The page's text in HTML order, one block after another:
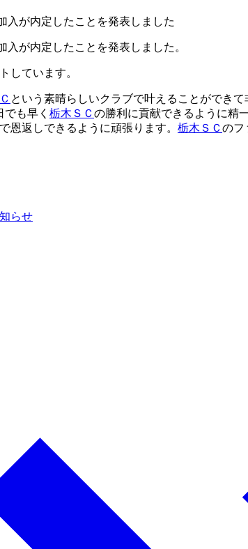
入が内定したことを発表しました
が内定したことを発表しました。
しています。
という素晴らしいクラブで叶えることができ
も早く 栃木ＳＣ の勝利に貢献できるように精
恩返しできるように頑張ります。 栃木ＳＣ のフ
らせ